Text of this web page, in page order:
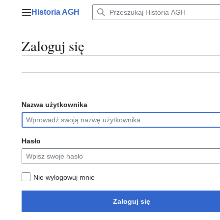
Menu główne
Historia AGH
Zaloguj się
Nazwa użytkownika
Hasło
Nie wylogowuj mnie
Zaloguj się